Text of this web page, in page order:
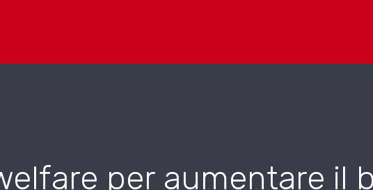
per aumentare il